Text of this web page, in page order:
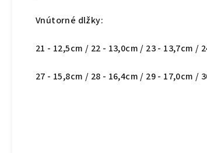
Vnútorné dlžky:
21 - 12,5cm / 22 - 13,0cm / 23 - 13,7cm /
27 - 15,8cm / 28 - 16,4cm / 29 - 17,0cm /